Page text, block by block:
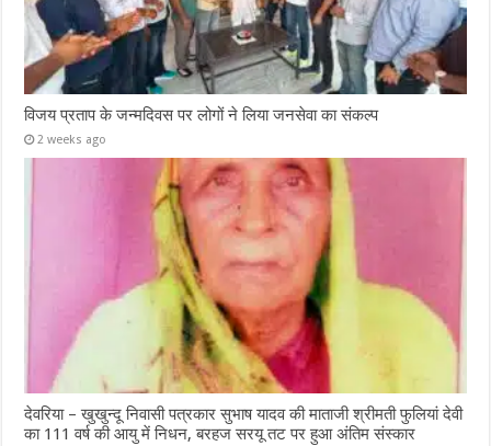
विजय प्रताप के जन्मदिवस पर लोगों ने लिया जनसेवा का संकल्प
2 weeks ago
देवरिया – खुखुन्दू निवासी पत्रकार सुभाष यादव की माताजी श्रीमती फुलियां देवी
का 111 वर्ष की आयु में निधन, बरहज सरयू तट पर हुआ अंतिम संस्कार